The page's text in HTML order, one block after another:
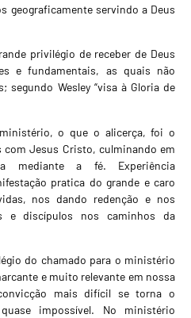
geograficamente servindo a Deus
privilégio de receber de Deus
e fundamentais, as quais não
segundo Wesley “visa à Gloria de
o que o alicerça, foi o
Jesus Cristo, culminando em
mediante a fé. Experiência
pratica do grande e caro
nos dando redenção e nos
e discípulos nos caminhos da
do chamado para o ministério
e muito relevante em nossa
mais difícil se torna o
impossível. No ministério